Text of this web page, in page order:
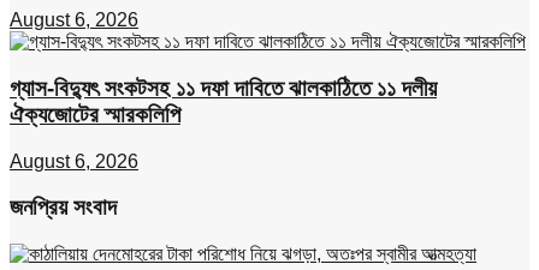
August 6, 2026
গ্যাস-বিদ্যুৎ সংকটসহ ১১ দফা দাবিতে ঝালকাঠিতে ১১ দলীয়
ঐক্যজোটের স্মারকলিপি
August 6, 2026
জনপ্রিয় সংবাদ